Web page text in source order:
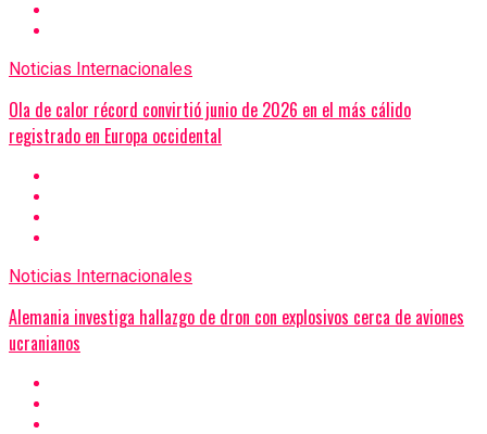
Noticias Internacionales
Ola de calor récord convirtió junio de 2026 en el más cálido
registrado en Europa occidental
Noticias Internacionales
Alemania investiga hallazgo de dron con explosivos cerca de aviones
ucranianos